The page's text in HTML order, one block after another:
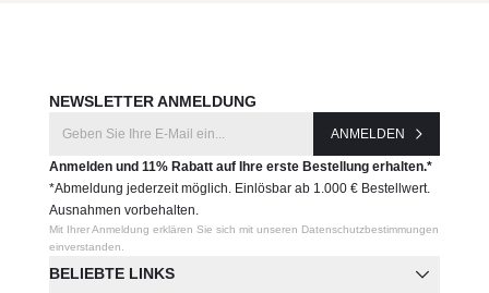
BELIEBTE LINKS
NEWSLETTER ANMELDUNG
ANMELDEN
Anmelden und 11% Rabatt auf Ihre erste Bestellung erhalten.*
*Abmeldung jederzeit möglich. Einlösbar ab 1.000 € Bestellwert.
Ausnahmen vorbehalten.
Mit Ihrer Anmeldung erklären Sie sich mit unseren Datenschutzbestimmungen
einverstanden.